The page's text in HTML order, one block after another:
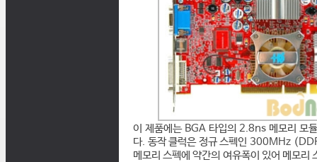
이 제품에는 BGA 타입의 2.8ns 메모리 모
다. 동작 클럭은 정규 스펙인 300MHz
메모리 스펙에 약간의 여유폭이 있어 메모